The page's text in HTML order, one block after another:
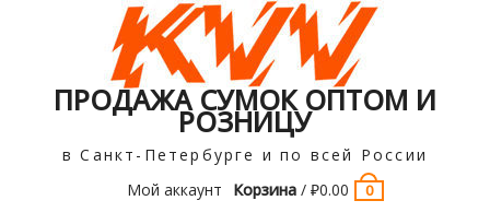
ПРОДАЖА СУМОК ОПТОМ И
РОЗНИЦУ
в Санкт-Петербурге и по всей России
Мой аккаунт
Корзина/ ₽0.00 0